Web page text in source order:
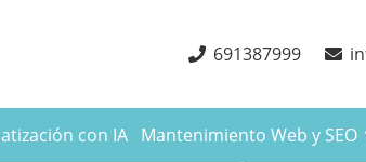
691387999
con IA Mantenimiento Web y SEO